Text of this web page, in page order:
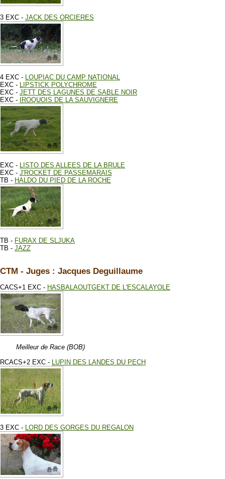
3 EXC - JACK DES ORCIERES
4 EXC - LOUPIAC DU CAMP NATIONAL
EXC - LIPSTICK POLYCHROME
EXC - JETT DES LAGUNES DE SABLE NOIR
EXC -
IROQUOIS DE LA SAUVIGNERE
EXC - LISTO DES ALLEES DE LA BRULE
EXC - J'ROCKET DE PASSEMARAIS
TB - HALDO DU PIED DE LA ROCHE
TB - FURAX DE SLJUKA
TB - JAZZ
CTM - Juges : Jacques Deguillaume
CACS+1 EXC - HASBALAOUTGEKT DE L'ESCALAYOLE
Meilleur de Race (BOB)
RCACS+2 EXC - LUPIN DES LANDES DU PECH
3 EXC - LORD DES GORGES DU REGALON